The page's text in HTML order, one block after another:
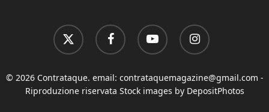
x-
twitter
facebook youtube instagram
© 2026 Contrataque. email: contrataquemagazine@gmail.com -
Riproduzione riservata Stock images by DepositPhotos